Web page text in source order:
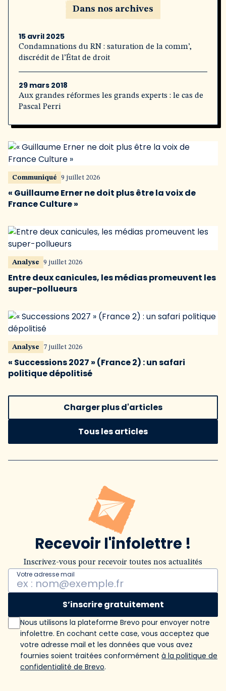
Dans nos archives
15 avril 2025
Condamnations du RN : saturation de la comm’,
discrédit de l’État de droit
29 mars 2018
Aux grandes réformes les grands experts : le cas de
Pascal Perri
Communiqué 9 juillet 2026
« Guillaume Erner ne doit plus être la voix de
France Culture »
Analyse 9 juillet 2026
Entre deux canicules, les médias promeuvent les
super-pollueurs
Analyse 7 juillet 2026
« Successions 2027 » (France 2) : un safari
politique dépolitisé
Charger plus d'articles
Tous les articles
Recevoir l'infolettre !
Inscrivez-vous pour recevoir toutes nos actualités
Votre adresse mail
S’inscrire gratuitement
Nous utilisons la plateforme Brevo pour envoyer notre
infolettre. En cochant cette case, vous acceptez que
votre adresse mail et les données que vous avez
fournies soient traitées conformément à la politique de
confidentialité de Brevo.